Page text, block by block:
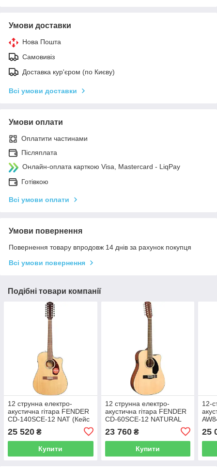
Умови доставки
Нова Пошта
Самовивіз
Доставка кур'єром (по Києву)
Всі умови доставки
Умови оплати
Оплатити частинами
Післяплата
Онлайн-оплата карткою Visa, Mastercard - LiqPay
Готівкою
Всі умови оплати
Умови повернення
Повернення товару впродовж 14 днів за рахунок покупця
Всі умови повернення
Подібні товари компанії
12 струнна електро-
акустична гітара FENDER
CD-140SCE-12 NAT (Кейс
25 520 ₴
Купити
12 струнна електро-
акустична гітара FENDER
CD-60SCE-12 NATURAL
23 760₴
Купити
12-
25